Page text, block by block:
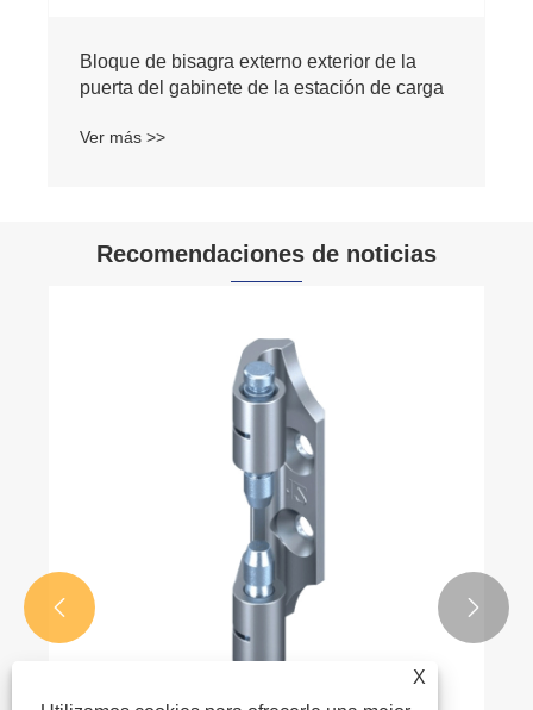
Bloque de bisagra externo exterior de la
puerta del gabinete de la estación de carga
Ver más >>
Recomendaciones de noticias
 
X